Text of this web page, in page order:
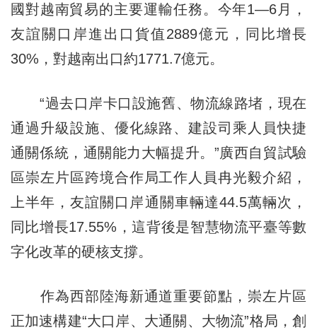
國對越南貿易的主要運輸任務。今年1—6月，
友誼關口岸進出口貨值2889億元，同比增長
30%，對越南出口約1771.7億元。
“過去口岸卡口設施舊、物流線路堵，現在
通過升級設施、優化線路、建設司乘人員快捷
通關係統，通關能力大幅提升。”廣西自貿試驗
區崇左片區跨境合作局工作人員冉光毅介紹，
上半年，友誼關口岸通關車輛達44.5萬輛次，
同比增長17.55%，這背後是智慧物流平臺等數
字化改革的硬核支撐。
作為西部陸海新通道重要節點，崇左片區
正加速構建“大口岸、大通關、大物流”格局，創